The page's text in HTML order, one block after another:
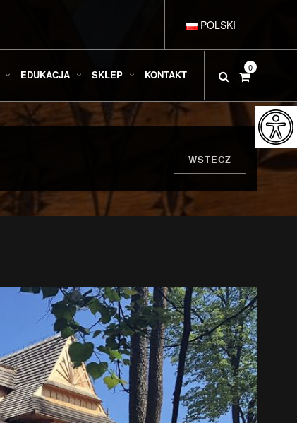
POLSKI
DEUTSCH
ESPAÑOL
РУССКИЙ
中文 (中国)
日本語
EDUKACJA SKLEP KONTAKT
0
WSTECZ